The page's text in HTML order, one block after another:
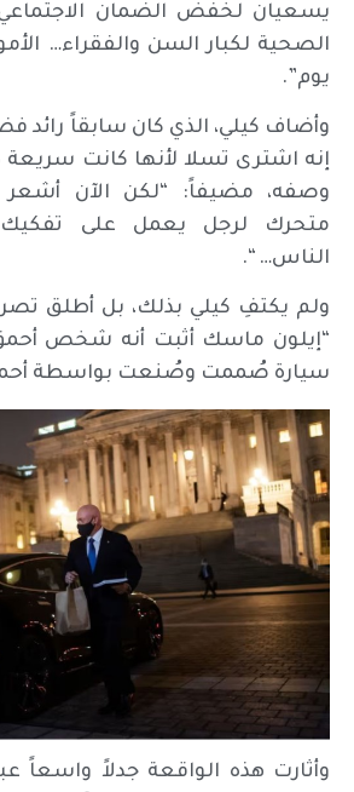
يسعيان لخفض الضمان الاجتماعي
الصحية لكبار السن والفقراء…
يوم”.
وأضاف كيلي، الذي كان سابقاً رائد
إنه اشترى تسلا لأنها كانت سريعة
وصفه، مضيفاً: “لكن الآن أشعر
متحرك لرجل يعمل على تفكيك
الناس… “.
ولم يكتفِ كيلي بذلك، بل أطلق
“إيلون ماسك أثبت أنه شخص أحمق،
سيارة صُممت وصُنعت بواسطة
وأثارت هذه الواقعة جدلاً واسعاً